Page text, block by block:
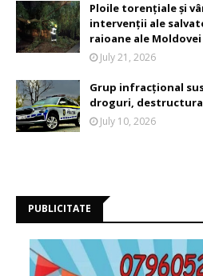
Ploile torențiale și
intervenții ale
raioane ale Moldovei
July 21, 2026
Grup infracțional
droguri,
July 10, 2026
PUBLICITATE